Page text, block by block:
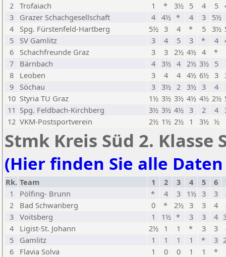
2 Trofaiach 1 * 3½ 5 4 5
3
Grazer Schachgesellschaft 4 4½ * 4 3
5½
4
Spg. Fürstenfeld-Hartberg 5½ 3 4 * 5 3½
5
SV Gamlitz 3 4 5 3 * 4
6
Schachfreunde Graz 3 3 2½ 4½ 4
*
7
Bärnbach 4 3½ 4 2½ 3½ 5
8
Leoben 3 4 4 4½ 6½ 3
9
Söchau 3 3½ 2 3½ 3
4
10 Styria TU Graz 1½ 3½ 3½ 4½ 4½ 2½
11 Spg. Feldbach-Kirchberg 3½ 3½ 4½ 3 2 4
12 VKM-Postsportverein 2½ 1½ 2½ 1 3½ ½
Stmk Kreis Süd 2. Klasse
(Hier finden Sie alle
Rk. Team 1 2 3 4 5 6
1
Pölfing- Brunn * 4 3 1½ 3 3
2
Bad Schwanberg 0 * 2½ 3 3 4
3 Voitsberg 1 1½ * 3 3 4
4
Ligist-St. Johann 2½ 1 1 * 3 3
5
Gamlitz 1 1 1 1 * 3
6
Flavia Solva 1 0 0 1 1 *